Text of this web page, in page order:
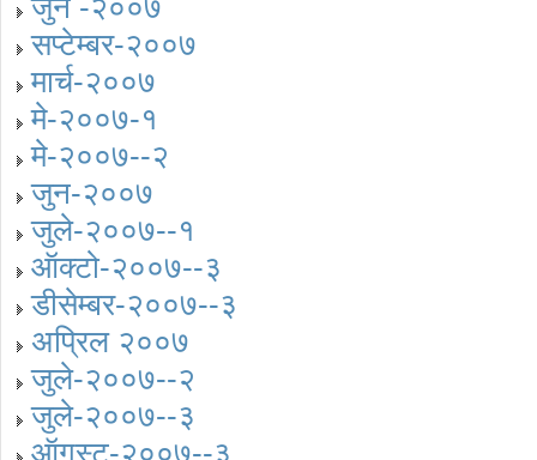
जुन -२००७
सप्टेम्बर-२००७
मार्च-२००७
मे-२००७-१
मे-२००७--२
जुन-२००७
जुले-२००७--१
ऑक्टो-२००७--३
डीसेम्बर-२००७--३
अप्रिल २००७
जुले-२००७--२
जुले-२००७--३
ऑगस्ट-२००७--३